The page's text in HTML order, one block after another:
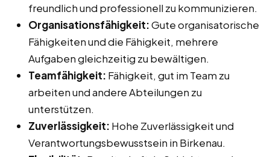
freundlich und professionell zu kommunizieren.
Organisationsfähigkeit:Gute organisatorische
Fähigkeiten und die Fähigkeit, mehrere
Aufgaben gleichzeitig zu bewältigen.
Teamfähigkeit: Fähigkeit, gut im Team zu
arbeiten und andere Abteilungen zu
unterstützen.
Zuverlässigkeit: Hohe Zuverlässigkeit und
Verantwortungsbewusstsein in Birkenau.